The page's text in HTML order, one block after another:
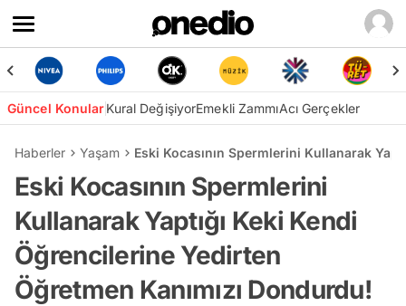
Güncel KonularKural DeğişiyorEmekli ZammıAcı Gerçekler
Haberler Yaşam Eski Kocasının Spermlerini Kullanarak
Eski Kocasının Spermlerini
Kullanarak Yaptığı Keki Kendi
Öğrencilerine Yedirten
Öğretmen Kanımızı Dondurdu!